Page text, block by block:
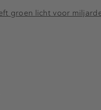
groen licht voor